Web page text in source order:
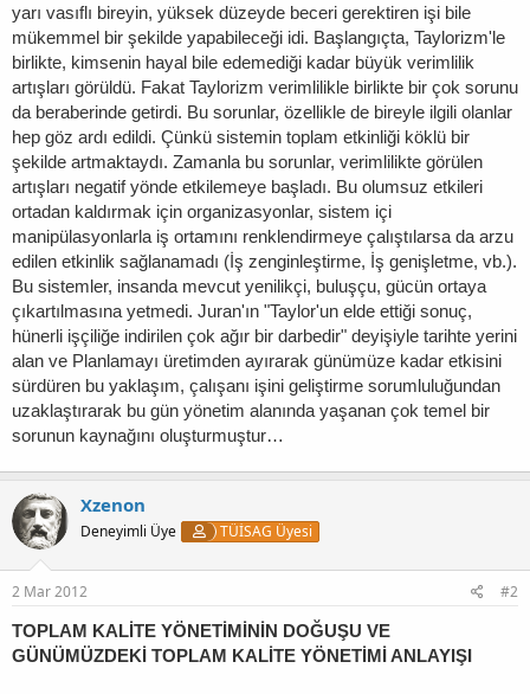
yarı vasıflı bireyin, yüksek düzeyde beceri gerektiren işi bile
mükemmel bir şekilde yapabileceği idi. Başlangıçta, Taylorizm'le
birlikte, kimsenin hayal bile edemediği kadar büyük verimlilik
artışları görüldü. Fakat Taylorizm verimlilikle birlikte bir çok sorunu
da beraberinde getirdi. Bu sorunlar, özellikle de bireyle ilgili olanlar
hep göz ardı edildi. Çünkü sistemin toplam etkinliği köklü bir
şekilde artmaktaydı. Zamanla bu sorunlar, verimlilikte görülen
artışları negatif yönde etkilemeye başladı. Bu olumsuz etkileri
ortadan kaldırmak için organizasyonlar, sistem içi
manipülasyonlarla iş ortamını renklendirmeye çalıştılarsa da arzu
edilen etkinlik sağlanamadı (İş zenginleştirme, İş genişletme, vb.).
Bu sistemler, insanda mevcut yenilikçi, buluşçu, gücün ortaya
çıkartılmasına yetmedi. Juran'ın "Taylor'un elde ettiği sonuç,
hünerli işçiliğe indirilen çok ağır bir darbedir" deyişiyle tarihte yerini
alan ve Planlamayı üretimden ayırarak günümüze kadar etkisini
sürdüren bu yaklaşım, çalışanı işini geliştirme sorumluluğundan
uzaklaştırarak bu gün yönetim alanında yaşanan çok temel bir
sorunun kaynağını oluşturmuştur…
Xzenon
Deneyimli Üye TÜİSAG Üyesi
2 Mar 2012
#2
TOPLAM KALİTE YÖNETİMİNİN DOĞUŞU VE
GÜNÜMÜZDEKİ TOPLAM KALİTE YÖNETİMİ ANLAYIŞI